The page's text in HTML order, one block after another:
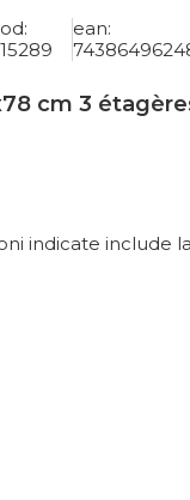
ean:
cm 3
indicate include